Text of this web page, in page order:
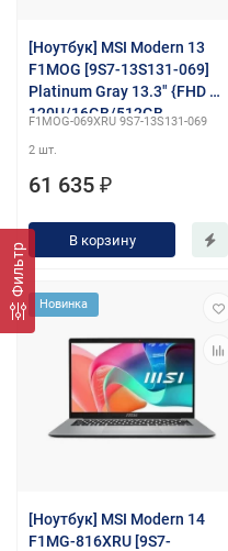
Фильтр
[Ноутбук] MSI Modern 13
F1MOG [9S7-13S131-069]
Platinum Gray 13.3" {FHD 5
120U/16GB/512GB
F1MOG-069XRU 9S7-13S131-069
2 шт.
61 635 ₽
В корзину
Новинка
[Ноутбук] MSI Modern 14
F1MG-816XRU [9S7-